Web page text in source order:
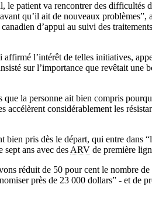
le patient va rencontrer des difficultés
qu’il ait de nouveaux
d’appui au suivi des
l’intérêt de telles initiatives,
sur l’importance que revêtait une
la personne ait bien compris
accélèrent considérablement les
pris dès le départ, qui entre dans
ans avec des ARV de première
réduit de 50 pour cent le nombre
près de 23 000 dollars” - et de